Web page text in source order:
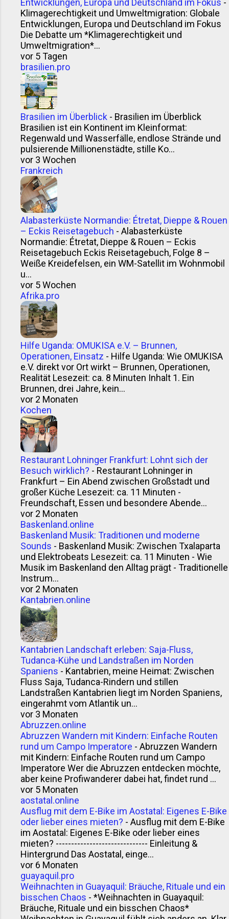
das Wort „Chimichurri“ aus dem Einfluss britischer
oder irischer Einwanderer im 19. Jahrhundert. Eine
Theorie: Ein Mann namens Jimmy McCurry (ja,
ernsthaft) soll bei der argentinischen
Unabhängigkeitsbewegung mitgemischt haben –
und seine Würzsauce gleich mitgebracht. Ob das
stimmt? Wer weiß. Klingt jedenfalls gut genug für
einen Grillabend. Andere sagen, der Name sei ein
argentinisches Kauderwelsch aus Englisch,
Baskisch und Spanisch – „che mi curry“ oder „give
me the curry“. Vielleicht. Sicher ...
Entwicklungen, Europa und Deutschland im Fokus -
Klimagerechtigkeit und Umweltmigration: Globale
Entwicklungen, Europa und Deutschland im Fokus
Die Debatte um *Klimagerechtigkeit und
Umweltmigration*...
vor 5 Tagen
brasilien.pro
Brasilien im Überblick - Brasilien im Überblick
Brasilien ist ein Kontinent im Kleinformat:
Regenwald und Wasserfälle, endlose Strände und
pulsierende Millionenstädte, stille Ko...
vor 3 Wochen
Frankreich
Alabasterküste Normandie: Étretat, Dieppe & Rouen
– Eckis Reisetagebuch - Alabasterküste
Normandie: Étretat, Dieppe & Rouen – Eckis
Reisetagebuch Eckis Reisetagebuch, Folge 8 –
Weiße Kreidefelsen, ein WM-Satellit im Wohnmobil
u...
vor 5 Wochen
Afrika.pro
Hilfe Uganda: OMUKISA e.V. – Brunnen,
Operationen, Einsatz - Hilfe Uganda: Wie OMUKISA
e.V. direkt vor Ort wirkt – Brunnen, Operationen,
Realität Lesezeit: ca. 8 Minuten Inhalt 1. Ein
Brunnen, drei Jahre, kein...
vor 2 Monaten
Kochen
Restaurant Lohninger Frankfurt: Lohnt sich der
Besuch wirklich? - Restaurant Lohninger in
Frankfurt – Ein Abend zwischen Großstadt und
großer Küche Lesezeit: ca. 11 Minuten -
Freundschaft, Essen und besondere Abende...
vor 2 Monaten
Baskenland.online
Baskenland Musik: Traditionen und moderne
Sounds - Baskenland Musik: Zwischen Txalaparta
und Elektrobeats Lesezeit: ca. 11 Minuten - Wie
Musik im Baskenland den Alltag prägt - Traditionelle
Instrum...
vor 2 Monaten
Kantabrien.online
Kantabrien Landschaft erleben: Saja-Fluss,
Tudanca-Kühe und Landstraßen im Norden
Spaniens - Kantabrien, meine Heimat: Zwischen
Fluss Saja, Tudanca-Rindern und stillen
Landstraßen Kantabrien liegt im Norden Spaniens,
eingerahmt vom Atlantik un...
vor 3 Monaten
Abruzzen.online
Abruzzen Wandern mit Kindern: Einfache Routen
rund um Campo Imperatore - Abruzzen Wandern
mit Kindern: Einfache Routen rund um Campo
Imperatore Wer die Abruzzen entdecken möchte,
aber keine Profiwanderer dabei hat, findet rund ...
vor 5 Monaten
aostatal.online
Ausflug mit dem E-Bike im Aostatal: Eigenes E-Bike
oder lieber eines mieten? - Ausflug mit dem E-Bike
im Aostatal: Eigenes E-Bike oder lieber eines
mieten? ------------------------------ Einleitung &
Hintergrund Das Aostatal, einge...
vor 6 Monaten
guayaquil.pro
Weihnachten in Guayaquil: Bräuche, Rituale und ein
bisschen Chaos - *Weihnachten in Guayaquil:
Bräuche, Rituale und ein bisschen Chaos*